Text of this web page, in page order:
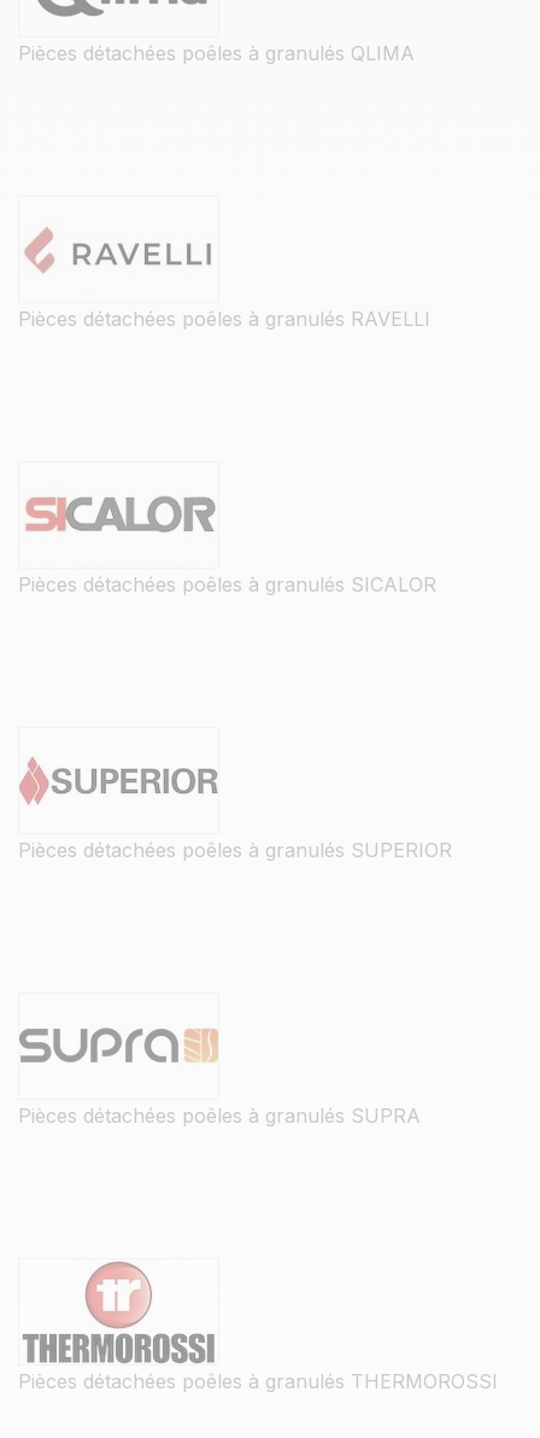
Pièces détachées poêles à granulés QLIMA
Pièces détachées poêles à granulés RAVELLI
Pièces détachées poêles à granulés SICALOR
Pièces détachées poêles à granulés SUPERIOR
Pièces détachées poêles à granulés SUPRA
Pièces détachées poêles à granulés THERMOROSSI